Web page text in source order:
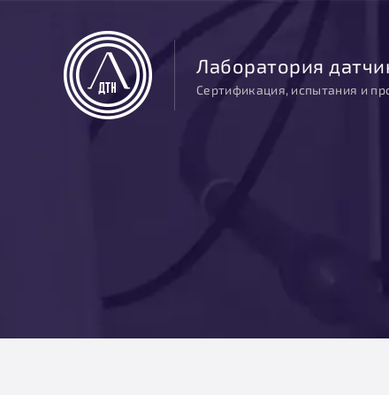
Лаборатория
Сертификация, испытания и